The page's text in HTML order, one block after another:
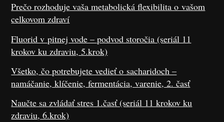
Prečo rozhoduje vaša metabolická flexibilita o vašom
celkovom zdraví
Fluorid v pitnej vode – podvod storočia (seriál 11
krokov ku zdraviu, 5.krok)
Všetko, čo potrebujete vedieť o sacharidoch –
namáčanie, klíčenie, fermentácia, varenie, 2. časť
Naučte sa zvládať stres 1.časť (seriál 11 krokov ku
zdraviu, 6.krok)